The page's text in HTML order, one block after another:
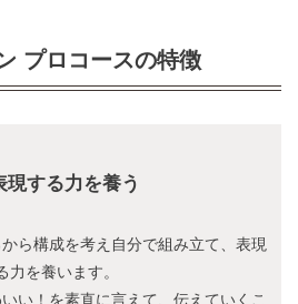
プロコースの特徴
現する力を養う
ら構成を考え自分で組み立て、表現
力を養います。
い！を素直に言えて、伝えていくこ